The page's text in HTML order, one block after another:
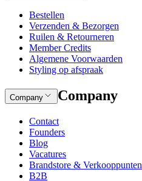
Bestellen
Verzenden & Bezorgen
Ruilen & Retourneren
Member Credits
Algemene Voorwaarden
Styling op afspraak
Company Company
Contact
Founders
Blog
Vacatures
Brandstore & Verkooppunten
B2B